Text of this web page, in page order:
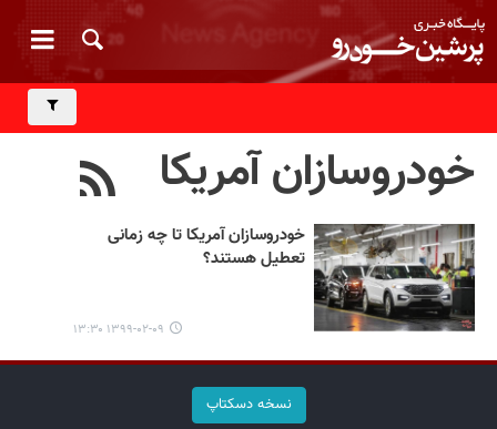
خودروسازان آمریکا
خودروسازان آمریکا تا چه زمانی
تعطیل هستند؟
۱۳۹۹-۰۲-۰۹ ۱۳:۳۰
نسخه دسکتاپ